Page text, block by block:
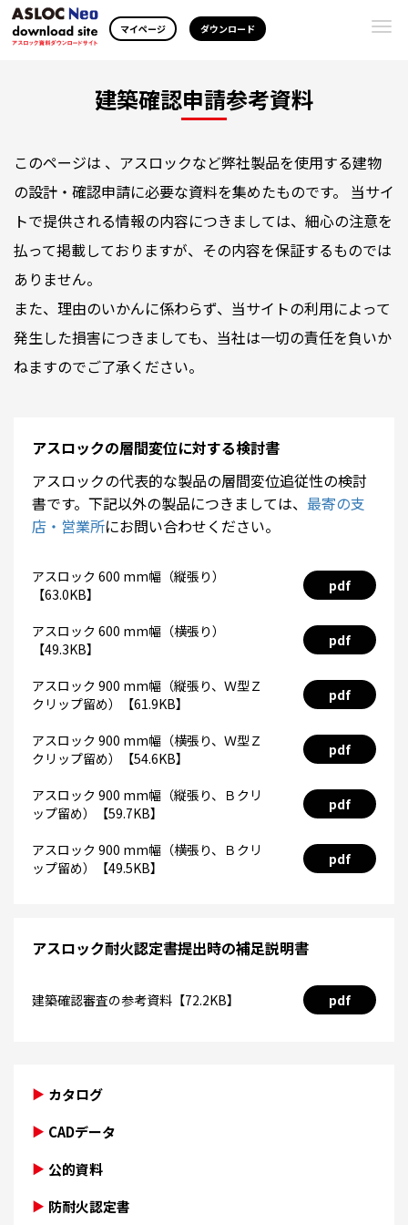
マイページ ダウンロード
建築確認申請参考資料
このページは 、アスロックなど弊社製品を使用する建物
の設計・確認申請に必要な資料を集めたものです。 当サイ
トで提供される情報の内容につきましては、細心の注意を
払って掲載しておりますが、その内容を保証するものでは
ありません。
また、理由のいかんに係わらず、当サイトの利用によって
発生した損害につきましても、当社は一切の責任を負いか
ねますのでご了承ください。
アスロックの層間変位に対する検討書
アスロックの代表的な製品の層間変位追従性の検討
書です。下記以外の製品につきましては、 最寄の支
店・営業所にお問い合わせください。
アスロック 600 mm幅（縦張り）
【63.0KB】
pdf
アスロック 600 mm幅（横張り）
【49.3KB】
pdf
アスロック 900 mm幅（縦張り、Ｗ型Ｚ
クリップ留め）【61.9KB】
pdf
アスロック 900 mm幅（横張り、Ｗ型Ｚ
クリップ留め）【54.6KB】
pdf
アスロック 900 mm幅（縦張り、Ｂクリ
ップ留め）【59.7KB】
pdf
アスロック 900 mm幅（横張り、Ｂクリ
ップ留め）【49.5KB】
pdf
アスロック耐火認定書提出時の補足説明書
建築確認審査の参考資料【72.2KB】 pdf
カタログ
CADデータ
公的資料
防耐火認定書